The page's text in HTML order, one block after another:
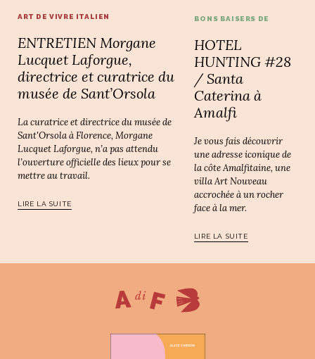
ART DE VIVRE ITALIEN
ENTRETIEN Morgane
Lucquet Laforgue,
directrice et curatrice du
musée de Sant’Orsola
La curatrice et directrice du musée de
Sant'Orsola à Florence, Morgane
Lucquet Laforgue, n’a pas attendu
l’ouverture officielle des lieux pour se
mettre au travail.
LIRE LA SUITE
BONS BAISERS DE
HOTEL
HUNTING #28
/ Santa
Caterina à
Amalfi
Je vous fais découvrir
une adresse iconique de
la côte Amalfitaine, une
villa Art Nouveau
accrochée à un rocher
face à la mer.
LIRE LA SUITE